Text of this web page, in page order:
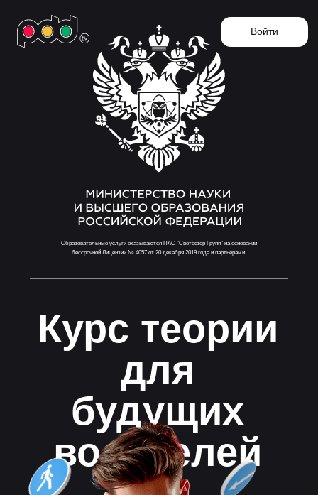
Курс теории
для
водителей
Образовательные услуги оказываются ПАО "Светофор Групп" на основании